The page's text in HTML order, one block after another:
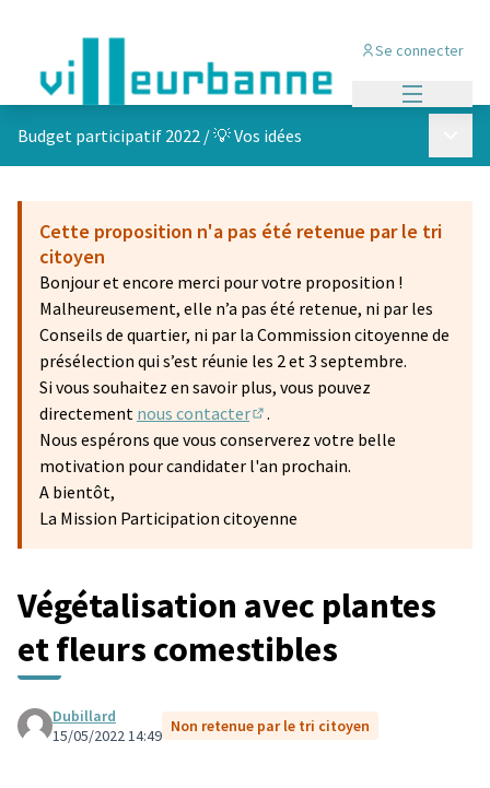
Se connecter
Budget participatif 2022 /💡 Vos idées
Cette proposition n'a pas été retenue par le tri
citoyen
Bonjour et encore merci pour votre proposition !
Malheureusement, elle n’a pas été retenue, ni par les
Conseils de quartier, ni par la Commission citoyenne de
présélection qui s’est réunie les 2 et 3 septembre.
Si vous souhaitez en savoir plus, vous pouvez
directement nous contacter
(S'ouvre dans un nouvel onglet)
.
Nous espérons que vous conserverez votre belle
motivation pour candidater l'an prochain.
A bientôt,
La Mission Participation citoyenne
Végétalisation avec plantes
et fleurs comestibles
Dubillard
15/05/2022 14:49 Non retenue par le tri citoyen